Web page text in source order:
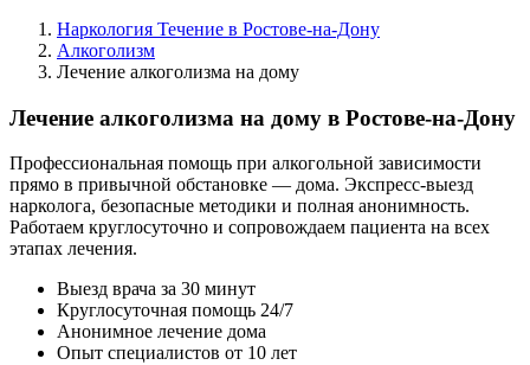
Наркология Течение в Ростове-на-Дону
Алкоголизм
Лечение алкоголизма на дому
Лечение алкоголизма на дому в Ростове-на-Дону
Профессиональная помощь при алкогольной зависимости
прямо в привычной обстановке — дома. Экспресс-выезд
нарколога, безопасные методики и полная анонимность.
Работаем круглосуточно и сопровождаем пациента на всех
этапах лечения.
Выезд врача за 30 минут
Круглосуточная помощь 24/7
Анонимное лечение дома
Опыт специалистов от 10 лет